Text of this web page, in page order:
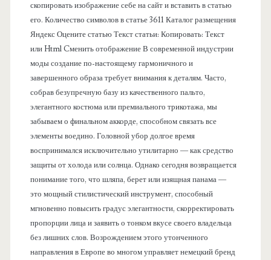
скопировать изображение себе на сайт и вставить в статью
его. Количество символов в статье 3611 Каталог размещения
Яндекс Оцените статью Текст статьи: Копировать: Текст
или Html Cменить отображение В современной индустрии
моды создание по-настоящему гармоничного и
завершенного образа требует внимания к деталям. Часто,
собрав безупречную базу из качественного пальто,
элегантного костюма или премиального трикотажа, мы
забываем о финальном аккорде, способном связать все
элементы воедино. Головной убор долгое время
воспринимался исключительно утилитарно — как средство
защиты от холода или солнца. Однако сегодня возвращается
понимание того, что шляпа, берет или изящная панама —
это мощный стилистический инструмент, способный
мгновенно повысить градус элегантности, скорректировать
пропорции лица и заявить о тонком вкусе своего владельца
без лишних слов. Возрождением этого утонченного
направления в Европе во многом управляет немецкий бренд